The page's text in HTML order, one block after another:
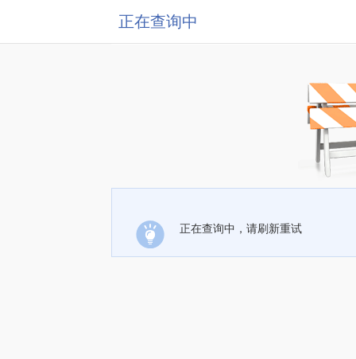
正在查询中
正在查询中，请刷新重试